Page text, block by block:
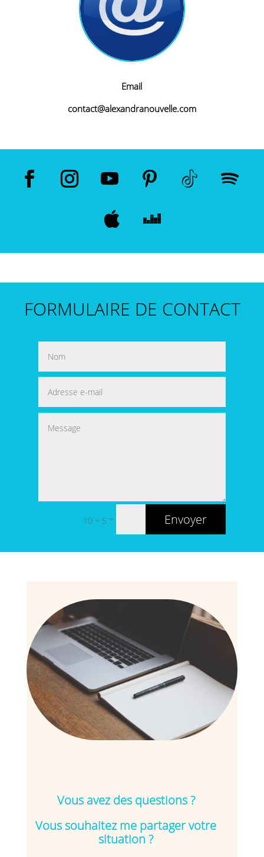
Email
contact@alexandranouvelle.com
FORMULAIRE DE CONTACT
10 + 5 = Envoyer
Vous avez des questions ?
Vous souhaitez me partager votre
situation ?